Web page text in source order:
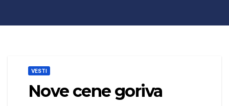
VESTI
Nove cene goriva